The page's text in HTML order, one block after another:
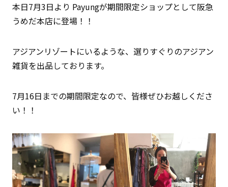
本日7月3日より Payungが期間限定ショップとして阪急
うめだ本店に登場！！
アジアンリゾートにいるような、選りすぐりのアジアン
雑貨を出品しております。
7月16日までの期間限定なので、皆様ぜひお越しくださ
い！！